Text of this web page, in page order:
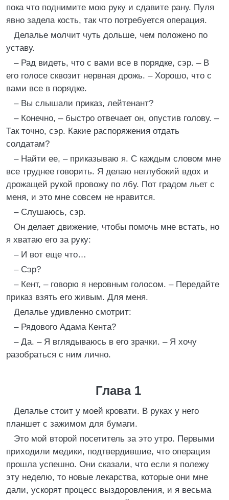
пока что поднимите мою руку и сдавите рану. Пуля
явно задела кость, так что потребуется операция.
Делалье молчит чуть дольше, чем положено по
уставу.
– Рад видеть, что с вами все в порядке, сэр. – В
его голосе сквозит нервная дрожь. – Хорошо, что с
вами все в порядке.
– Вы слышали приказ, лейтенант?
– Конечно, – быстро отвечает он, опустив голову. –
Так точно, сэр. Какие распоряжения отдать
солдатам?
– Найти ее, – приказываю я. С каждым словом мне
все труднее говорить. Я делаю неглубокий вдох и
дрожащей рукой провожу по лбу. Пот градом льет с
меня, и это мне совсем не нравится.
– Слушаюсь, сэр.
Он делает движение, чтобы помочь мне встать, но
я хватаю его за руку:
– И вот еще что…
– Сэр?
– Кент, – говорю я неровным голосом. – Передайте
приказ взять его живым. Для меня.
Делалье удивленно смотрит:
– Рядового Адама Кента?
– Да. – Я вглядываюсь в его зрачки. – Я хочу
разобраться с ним лично.
Глава 1
Делалье стоит у моей кровати. В руках у него
планшет с зажимом для бумаги.
Это мой второй посетитель за это утро. Первыми
приходили медики, подтвердившие, что операция
прошла успешно. Они сказали, что если я полежу
эту неделю, то новые лекарства, которые они мне
дали, ускорят процесс выздоровления, и я весьма